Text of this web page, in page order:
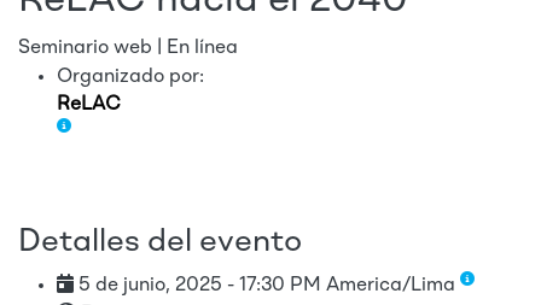
Seminario web | En línea
Organizado por:
ReLAC
Detalles del evento
5 de junio, 2025 - 17:30 PM America/Lima